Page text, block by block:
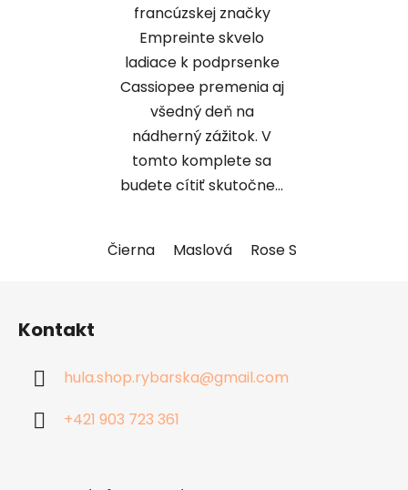
francúzskej značky
Empreinte skvelo
ladiace k podprsenke
Cassiopee premenia aj
všedný deň na
nádherný zážitok. V
tomto komplete sa
budete cítiť skutočne...
Čierna Maslová Rose Sauvage
Kontakt
hula.shop.rybarska@gmail.com
+421 903 723 361